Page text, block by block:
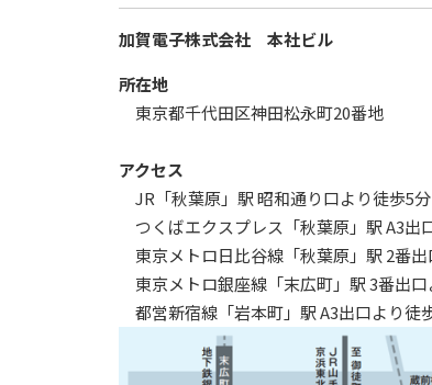
加賀電子株式会社 本社ビル
所在地
東京都千代田区神田松永町20番地
アクセス
JR「秋葉原」駅 昭和通り口より徒歩5分
つくばエクスプレス「秋葉原」駅 A3出
東京メトロ日比谷線「秋葉原」駅 2番
東京メトロ銀座線「末広町」駅 3番出
都営新宿線「岩本町」駅 A3出口より徒